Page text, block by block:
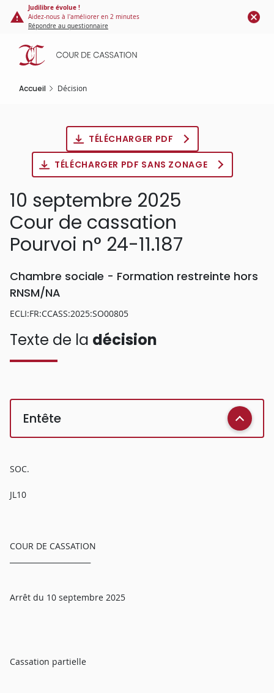
Panneau de gestion des cookies
contenu
principal
Judilibre évolue !
Aidez-nous à l'améliorer en 2 minutes
Répondre au questionnaire
Accueil Décision
TÉLÉCHARGER PDF
TÉLÉCHARGER PDF SANS ZONAGE
10 septembre 2025
Cour de cassation
Pourvoi n° 24-11.187
Chambre sociale - Formation restreinte hors
RNSM/NA
ECLI:FR:CCASS:2025:SO00805
Texte de la décision
Entête
SOC.
JL10
COUR DE CASSATION
Arrêt du 10 septembre 2025
Cassation partielle